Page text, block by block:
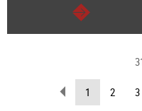
dalej
wstecz1 (Aktualna
strona)
2 3